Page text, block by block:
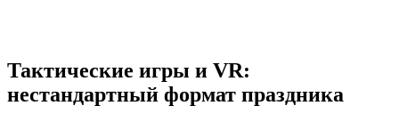
Тактические игры и VR:
нестандартный формат праздника